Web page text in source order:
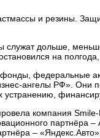
и резины.
служат дольше,
на
федеральные
ангелы РФ». Они
устранению,
компания
партнёра
–